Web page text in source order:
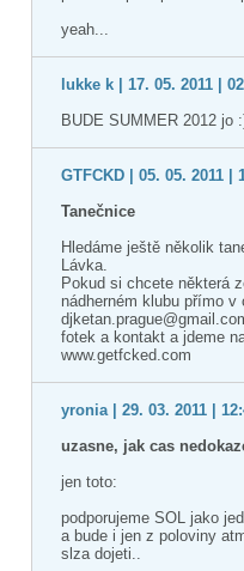
yeah...
lukke k | 17. 05. 2011 |
BUDE SUMMER 2012 jo
GTFCKD | 05. 05. 2011 |
Tanečnice
Hledáme ještě několik
Lávka.
Pokud si chcete některá
nádherném klubu přímo
fotek a kontakt a jdeme
www.getfcked.com
yronia | 29. 03. 2011 |
uzasne, jak cas
jen toto:
podporujeme SOL jako
a bude i jen z poloviny
slza dojeti..